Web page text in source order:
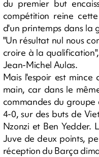
du premier but
compétition reine
d'un printemps dans la
"Un résultat nul nous
croire à la
Jean-Michel Aulas.
Mais l'espoir est mince
main, car dans le
commandes du
4-0, sur des buts de
Nzonzi et Ben Yedder.
Juve de deux points,
réception du Barça